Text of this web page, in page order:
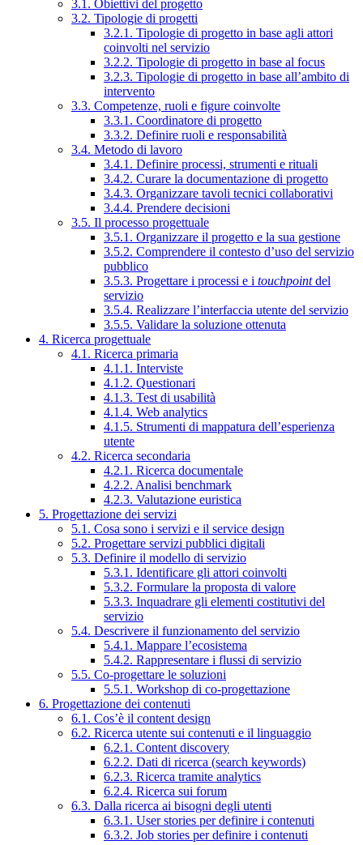
3.1. Obiettivi del progetto
3.2. Tipologie di progetti
3.2.1. Tipologie di progetto in base agli attori
coinvolti nel servizio
3.2.2. Tipologie di progetto in base al focus
3.2.3. Tipologie di progetto in base all’ambito di
intervento
3.3. Competenze, ruoli e figure coinvolte
3.3.1. Coordinatore di progetto
3.3.2. Definire ruoli e responsabilità
3.4. Metodo di lavoro
3.4.1. Definire processi, strumenti e rituali
3.4.2. Curare la documentazione di progetto
3.4.3. Organizzare tavoli tecnici collaborativi
3.4.4. Prendere decisioni
3.5. Il processo progettuale
3.5.1. Organizzare il progetto e la sua gestione
3.5.2. Comprendere il contesto d’uso del servizio
pubblico
3.5.3. Progettare i processi e i touchpointdel
servizio
3.5.4. Realizzare l’interfaccia utente del servizio
3.5.5. Validare la soluzione ottenuta
4. Ricerca progettuale
4.1. Ricerca primaria
4.1.1. Interviste
4.1.2. Questionari
4.1.3. Test di usabilità
4.1.4. Web analytics
4.1.5. Strumenti di mappatura dell’esperienza
utente
4.2. Ricerca secondaria
4.2.1. Ricerca documentale
4.2.2. Analisi benchmark
4.2.3. Valutazione euristica
5. Progettazione dei servizi
5.1. Cosa sono i servizi e il service design
5.2. Progettare servizi pubblici digitali
5.3. Definire il modello di servizio
5.3.1. Identificare gli attori coinvolti
5.3.2. Formulare la proposta di valore
5.3.3. Inquadrare gli elementi costitutivi del
servizio
5.4. Descrivere il funzionamento del servizio
5.4.1. Mappare l’ecosistema
5.4.2. Rappresentare i flussi di servizio
5.5. Co-progettare le soluzioni
5.5.1. Workshop di co-progettazione
6. Progettazione dei contenuti
6.1. Cos’è il content design
6.2. Ricerca utente sui contenuti e il linguaggio
6.2.1. Content discovery
6.2.2. Dati di ricerca (search keywords)
6.2.3. Ricerca tramite analytics
6.2.4. Ricerca sui forum
6.3. Dalla ricerca ai bisogni degli utenti
6.3.1. User stories per definire i contenuti
6.3.2. Job stories per definire i contenuti